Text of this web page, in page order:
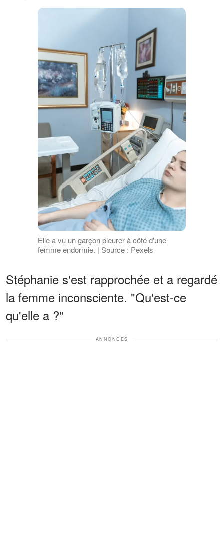
Elle a vu un garçon pleurer à côté d'une
femme endormie. | Source : Pexels
Stéphanie s'est rapprochée et a regardé
la femme inconsciente. "Qu'est-ce
qu'elle a ?"
ANNONCES